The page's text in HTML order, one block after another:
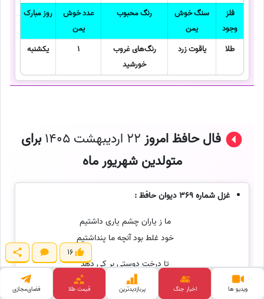
فلز
وجود
سنگ خوش
یمن
رنگ محبوب
عدد خوش
یمن
روز مبارک
طلا یاقوت زرد
رنگ‌های غروب
خورشید
1 یکشنبه
فال حافظ امروز
برای
متولدین شهریور ماه
غزل شماره 369 دیوان حافظ :
ما ز یاران چشم یاری داشتیم
خود غلط بود آنچه ما پنداشتیم
تا درخت دوستی بر کی دهد
حالیا رفتیم و تخمی کاشتیم
16
ویدیو ها اخبار جنگ پربازدید‌ترین قیمت طلا فضای‌مجازی